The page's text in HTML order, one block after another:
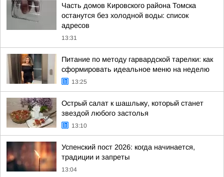
Часть домов Кировского района Томска
останутся без холодной воды: список
адресов
13:31
Питание по методу гарвардской тарелки: как
сформировать идеальное меню на неделю
13:25
Острый салат к шашлыку, который станет
звездой любого застолья
13:10
Успенский пост 2026: когда начинается,
традиции и запреты
13:04